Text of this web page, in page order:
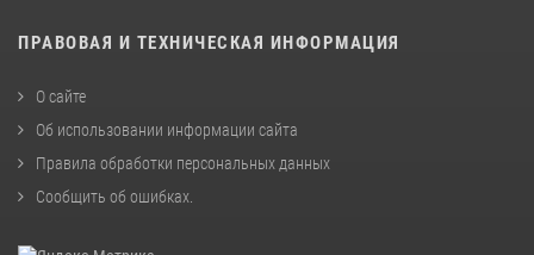
ПРАВОВАЯ И ТЕХНИЧЕСКАЯ ИНФОРМАЦИЯ
О сайте
Об использовании информации сайта
Правила обработки персональных данных
Сообщить об ошибках.